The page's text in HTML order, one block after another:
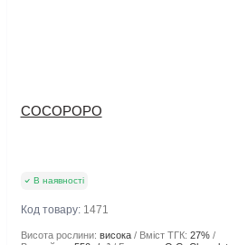
COCOPOPO
В наявності
Код товару: 1471
Висота рослини: висока Вміст ТГК: 27%